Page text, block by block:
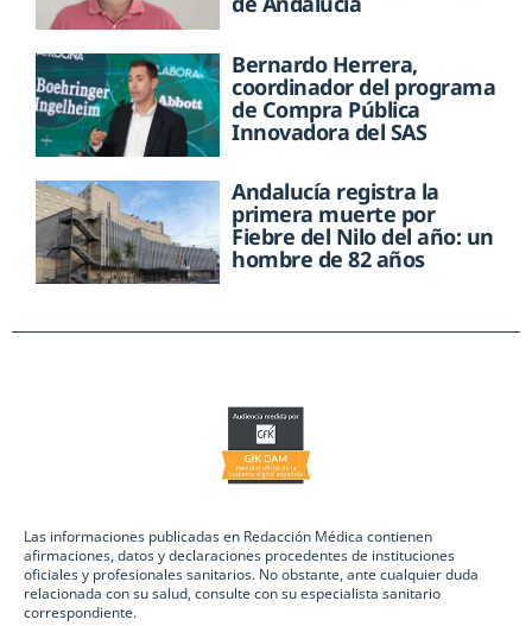
Bernardo Herrera,
coordinador del programa
de Compra Pública
Innovadora del SAS
Andalucía registra la
primera muerte por
Fiebre del Nilo del año: un
hombre de 82 años
Las informaciones publicadas en Redacción Médica contienen
afirmaciones, datos y declaraciones procedentes de instituciones
oficiales y profesionales sanitarios. No obstante, ante cualquier duda
relacionada con su salud, consulte con su especialista sanitario
correspondiente.